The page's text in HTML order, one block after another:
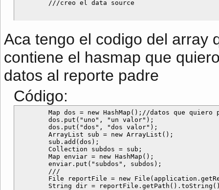
Aca tengo el codigo del array
contiene el hasmap que
datos al reporte padre
Código:
Map dos = new HashMap();//datos que quiero
        dos.put("uno", "un valor");
        dos.put("dos", "dos valor");
        ArrayList sub = new ArrayList();
        sub.add(dos);
        Collection subdos = sub;
        Map enviar = new HashMap();
        enviar.put("subdos", subdos);
        ///
File reportFile = new
String dir =